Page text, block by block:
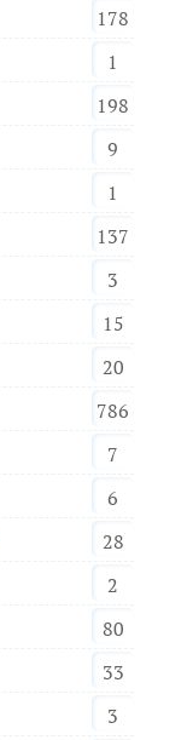
178
1
198
9
1
137
3
15
20
786
7
6
28
2
80
33
3